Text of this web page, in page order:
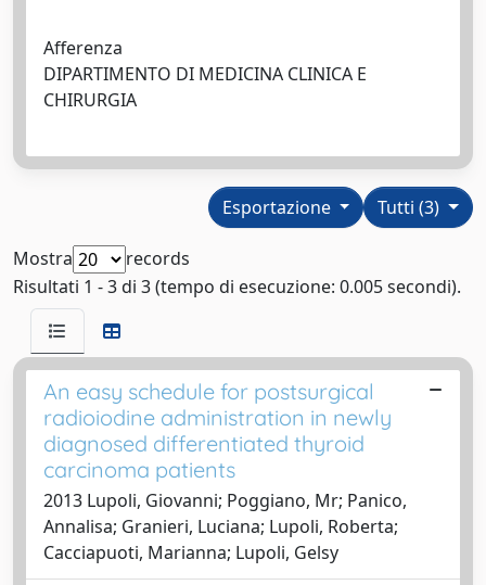
Afferenza
DIPARTIMENTO DI MEDICINA CLINICA E
CHIRURGIA
Tutti (3)
Esportazione
Mostra
records
Risultati 1 - 3 di 3 (tempo di esecuzione: 0.005 secondi).
An easy schedule for postsurgical
radioiodine administration in newly
diagnosed differentiated thyroid
carcinoma patients
2013 Lupoli, Giovanni; Poggiano, Mr; Panico,
Annalisa; Granieri, Luciana; Lupoli, Roberta;
Cacciapuoti, Marianna; Lupoli, Gelsy